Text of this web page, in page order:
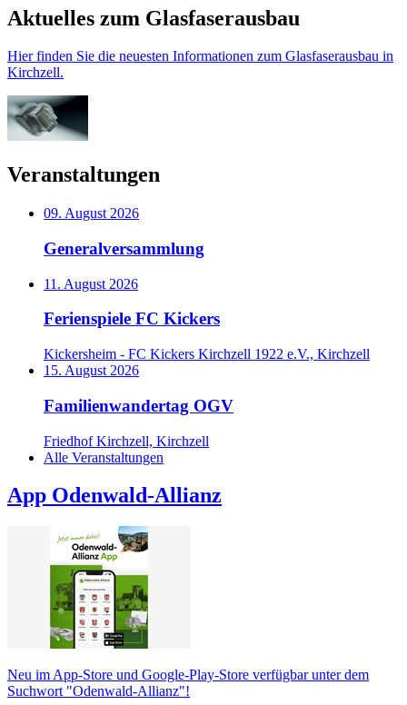
Aktuelles zum Glasfaserausbau
Hier finden Sie die neuesten Informationen zum Glasfaserausbau in
Kirchzell.
Veranstaltungen
09. August 2026
Generalversammlung
11. August 2026
Ferienspiele FC Kickers
Kickersheim - FC Kickers Kirchzell 1922 e.V., Kirchzell
15. August 2026
Familienwandertag OGV
Friedhof Kirchzell, Kirchzell
Alle Veranstaltungen
App Odenwald-Allianz
Neu im App-Store und Google-Play-Store verfügbar unter dem
Suchwort "Odenwald-Allianz"!